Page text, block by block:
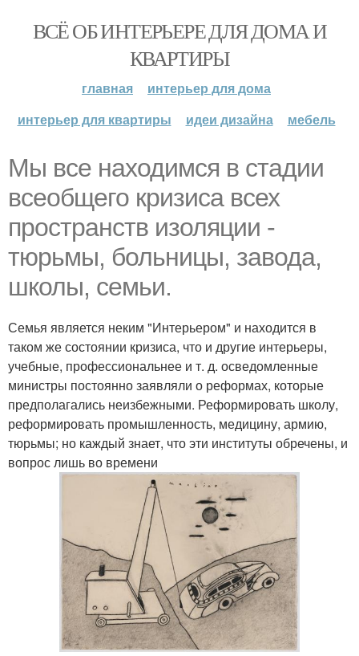
ВСЁ ОБ ИНТЕРЬЕРЕ ДЛЯ ДОМА И
КВАРТИРЫ
главная
интерьер для дома
интерьер для квартиры
идеи дизайна мебель
Мы все находимся в стадии
всеобщего кризиса всех
пространств изоляции -
тюрьмы, больницы, завода,
школы, семьи.
Семья является неким "Интерьером" и находится в
таком же состоянии кризиса, что и другие интерьеры,
учебные, профессиональнее и т. д. осведомленные
министры постоянно заявляли о реформах, которые
предполагались неизбежными. Реформировать школу,
реформировать промышленность, медицину, армию,
тюрьмы; но каждый знает, что эти институты обречены, и
вопрос лишь во времени